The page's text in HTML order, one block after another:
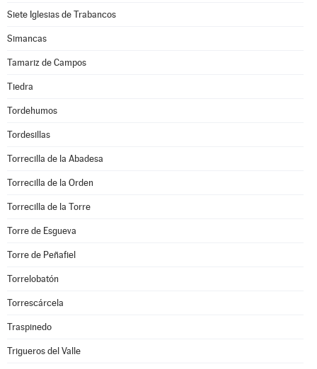
Siete Iglesias de Trabancos
Simancas
Tamariz de Campos
Tiedra
Tordehumos
Tordesillas
Torrecilla de la Abadesa
Torrecilla de la Orden
Torrecilla de la Torre
Torre de Esgueva
Torre de Peñafiel
Torrelobatón
Torrescárcela
Traspinedo
Trigueros del Valle